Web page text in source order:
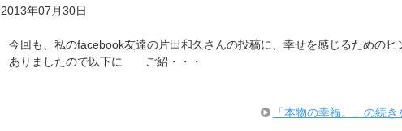
2013年07月30日
今回も、私のfacebook友達の片田和久さんの投稿に、幸せを感じるためのヒ
ありましたので以下に ご紹・・・
「本物の幸福。」の続き